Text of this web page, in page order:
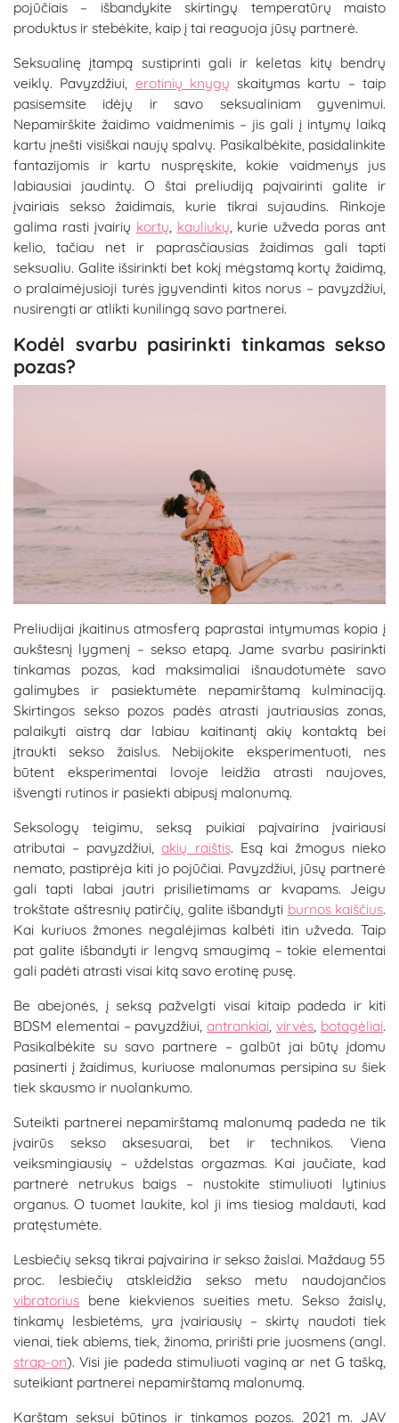
pojūčiais – išbandykite skirtingų temperatūrų maisto
produktus ir stebėkite, kaip į tai reaguoja jūsų partnerė.
Seksualinę įtampą sustiprinti gali ir keletas kitų bendrų
veiklų. Pavyzdžiui, erotinių knygų skaitymas kartu – taip
pasisemsite idėjų ir savo seksualiniam gyvenimui.
Nepamirškite žaidimo vaidmenimis – jis gali į intymų laiką
kartu įnešti visiškai naujų spalvų. Pasikalbėkite, pasidalinkite
fantazijomis ir kartu nuspręskite, kokie vaidmenys jus
labiausiai jaudintų. O štai preliudiją paįvairinti galite ir
įvairiais sekso žaidimais, kurie tikrai sujaudins. Rinkoje
galima rasti įvairių kortų, kauliukų, kurie užveda poras ant
kelio, tačiau net ir paprasčiausias žaidimas gali tapti
seksualiu. Galite išsirinkti bet kokį mėgstamą kortų žaidimą,
o pralaimėjusioji turės įgyvendinti kitos norus – pavyzdžiui,
nusirengti ar atlikti kunilingą savo partnerei.
Kodėl svarbu pasirinkti tinkamas sekso
pozas?
Preliudijai įkaitinus atmosferą paprastai intymumas kopia į
aukštesnį lygmenį – sekso etapą. Jame svarbu pasirinkti
tinkamas pozas, kad maksimaliai išnaudotumėte savo
galimybes ir pasiektumėte nepamirštamą kulminaciją.
Skirtingos sekso pozos padės atrasti jautriausias zonas,
palaikyti aistrą dar labiau kaitinantį akių kontaktą bei
įtraukti sekso žaislus. Nebijokite eksperimentuoti, nes
būtent eksperimentai lovoje leidžia atrasti naujoves,
išvengti rutinos ir pasiekti abipusį malonumą.
Seksologų teigimu, seksą puikiai paįvairina įvairiausi
atributai – pavyzdžiui,akių raištis. Esą kai žmogus nieko
nemato, pastiprėja kiti jo pojūčiai. Pavyzdžiui, jūsų partnerė
gali tapti labai jautri prisilietimams ar kvapams. Jeigu
trokštate aštresnių patirčių, galite išbandyti burnos kaiščius.
Kai kuriuos žmones negalėjimas kalbėti itin užveda. Taip
pat galite išbandyti ir lengvą smaugimą – tokie elementai
gali padėti atrasti visai kitą savo erotinę pusę.
Be abejonės, į seksą pažvelgti visai kitaip padeda ir kiti
BDSM elementai – pavyzdžiui,antrankiai,virvės, botagėliai.
Pasikalbėkite su savo partnere – galbūt jai būtų įdomu
pasinerti į žaidimus, kuriuose malonumas persipina su šiek
tiek skausmo ir nuolankumo.
Suteikti partnerei nepamirštamą malonumą padeda ne tik
įvairūs sekso aksesuarai, bet ir technikos. Viena
veiksmingiausių – uždelstas orgazmas. Kai jaučiate, kad
partnerė netrukus baigs – nustokite stimuliuoti lytinius
organus. O tuomet laukite, kol ji ims tiesiog maldauti, kad
pratęstumėte.
Lesbiečių seksą tikrai paįvairina ir sekso žaislai. Maždaug 55
proc. lesbiečių atskleidžia sekso metu naudojančios
vibratorius bene kiekvienos sueities metu. Sekso žaislų,
tinkamų lesbietėms, yra įvairiausių – skirtų naudoti tiek
vienai, tiek abiems, tiek, žinoma, pririšti prie juosmens (angl.
strap-on). Visi jie padeda stimuliuoti vaginą ar net G tašką,
suteikiant partnerei nepamirštamą malonumą.
Karštam seksui būtinos ir tinkamos pozos. 2021 m. JAV